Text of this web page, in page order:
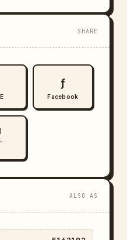
SHARE
ƒ
Facebook
ALSO AS